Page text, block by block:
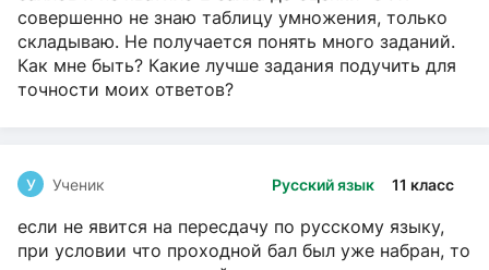
совершенно не знаю таблицу умножения, только
складываю. Не получается понять много заданий.
Как мне быть? Какие лучше задания подучить для
точности моих ответов?
Русский язык 11 класс
У Ученик
если не явится на пересдачу по русскому языку,
при условии что проходной бал был уже набран, то